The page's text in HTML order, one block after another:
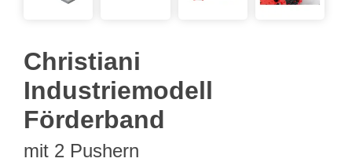
Christiani
Industriemodell
Förderband
mit 2 Pushern